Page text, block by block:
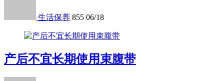
生活保养 855 06/18
产后不宜长期使用束腹带